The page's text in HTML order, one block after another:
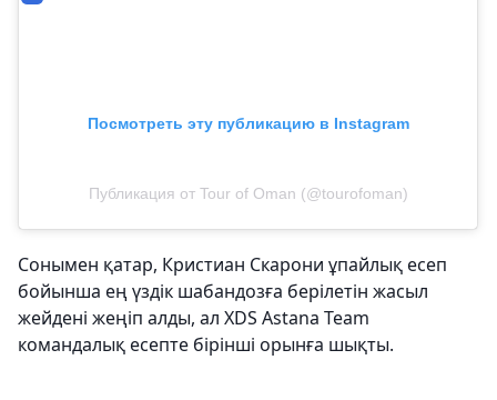
Посмотреть эту публикацию в Instagram
Публикация от Tour of Oman (@tourofoman)
Сонымен қатар, Кристиан Скарони ұпайлық есеп
бойынша ең үздік шабандозға берілетін жасыл
жейдені жеңіп алды, ал XDS Astana Team
командалық есепте бірінші орынға шықты.